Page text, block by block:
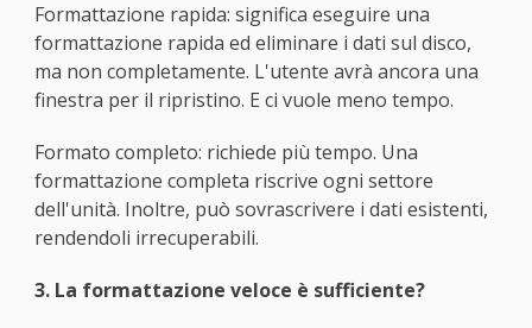
Formattazione rapida: significa eseguire una
formattazione rapida ed eliminare i dati sul disco,
ma non completamente. L'utente avrà ancora una
finestra per il ripristino. E ci vuole meno tempo.
Formato completo: richiede più tempo. Una
formattazione completa riscrive ogni settore
dell'unità. Inoltre, può sovrascrivere i dati esistenti,
rendendoli irrecuperabili.
3. La formattazione veloce è sufficiente?